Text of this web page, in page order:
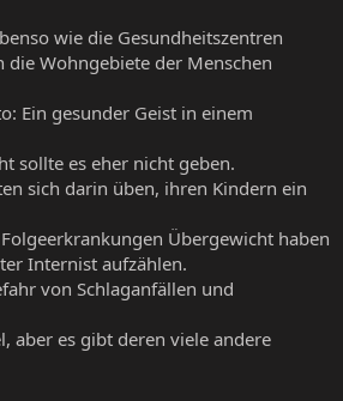
wie die Gesundheitszentren
Wohngebiete der Menschen
Ein gesunder Geist in einem
sollte es eher nicht geben.
sich darin üben, ihren Kindern ein
Übergewicht haben
Internist aufzählen.
von Schlaganfällen und
aber es gibt deren viele andere